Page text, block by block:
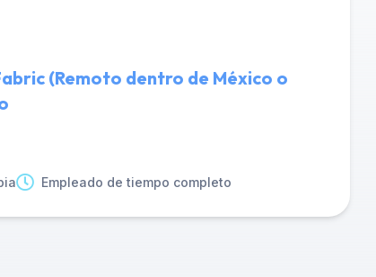
(Remoto dentro de México o
Empleado de tiempo completo